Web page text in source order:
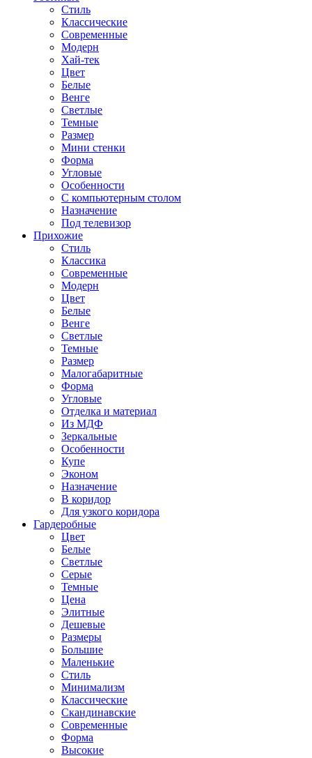
Стиль
Классические
Современные
Модерн
Хай-тек
Цвет
Белые
Венге
Светлые
Темные
Размер
Мини стенки
Форма
Угловые
Особенности
С компьютерным столом
Назначение
Под телевизор
Прихожие
Стиль
Классика
Современные
Модерн
Цвет
Белые
Венге
Светлые
Темные
Размер
Малогабаритные
Форма
Угловые
Отделка и материал
Из МДФ
Зеркальные
Особенности
Купе
Эконом
Назначение
В коридор
Для узкого коридора
Гардеробные
Цвет
Белые
Светлые
Серые
Темные
Цена
Элитные
Дешевые
Размеры
Большие
Маленькие
Стиль
Минимализм
Классические
Скандинавские
Современные
Форма
Высокие